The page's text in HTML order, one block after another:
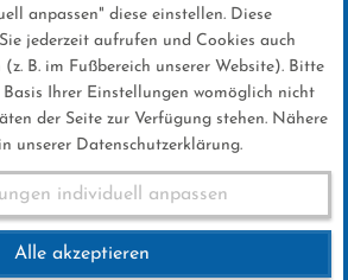
die aktuellen Ergebnisse
anpassen" diese einstellen. Diese
jederzeit aufrufen und Cookies auch
B. im Fußbereich unserer Website). Bitte
Basis Ihrer Einstellungen womöglich nicht
der Seite zur Verfügung stehen. Nähere
unserer Datenschutzerklärung.
individuell anpassen
Alle akzeptieren